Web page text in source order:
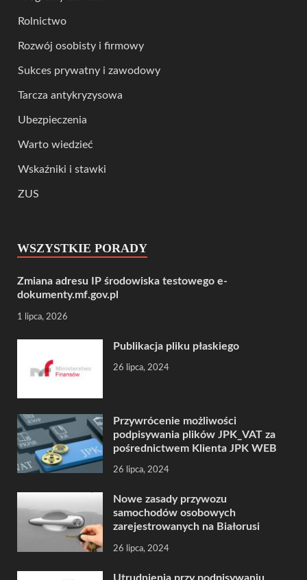
Rolnictwo
Rozwój osobisty i firmowy
Sukces prywatny i zawodowy
Tarcza antykryzysowa
Ubezpieczenia
Warto wiedzieć
Wskaźniki i stawki
ZUS
WSZYSTKIE PORADY
Zmiana adresu IP środowiska testowego e-
dokumenty.mf.gov.pl
1 lipca, 2026
Publikacja pliku płaskiego
26 lipca, 2024
Przywrócenie możliwości
podpisywania plików JPK_VAT za
pośrednictwem Klienta JPK WEB
26 lipca, 2024
Nowe zasady przywozu
samochodów osobowych
zarejestrowanych na Białorusi
26 lipca, 2024